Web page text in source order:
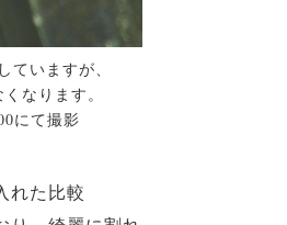
ていますが、
なります。
にて撮影
れた比較